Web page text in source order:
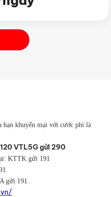
hạn khuyến mại với cước phí là
VTL5G gửi 290
KTTK gửi 191
gửi 191.